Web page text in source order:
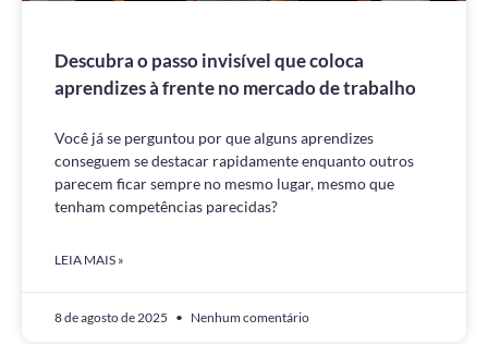
Descubra o passo invisível que coloca
aprendizes à frente no mercado de trabalho
Você já se perguntou por que alguns aprendizes
conseguem se destacar rapidamente enquanto outros
parecem ficar sempre no mesmo lugar, mesmo que
tenham competências parecidas?
LEIA MAIS »
8 de agosto de 2025 Nenhum comentário